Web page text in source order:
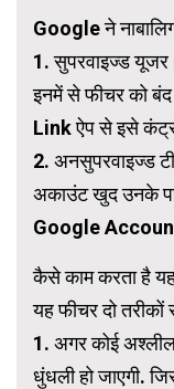
Google ने
1. सुपरवाइज्ड
इनमें से फीचर को
Link ऐप से इसे
2. अनसुपरवाइज्ड
अकाउंट खुद उनके
Google
कैसे काम करता है
यह फीचर दो
1. अगर कोई अश्लील
धुंधली हो जाएगी.